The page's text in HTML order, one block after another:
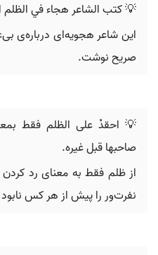
💡 كتب الشاعر هجاء في الظلم
این شاعر هجویه‌ای درباره‌ی
صریح نوشت.
💡 احقدْ على الظلم فقط
صاحبها قبل غيره.
از ظلم فقط به معنای رد
نفرت‌ور را پیش از هر کس